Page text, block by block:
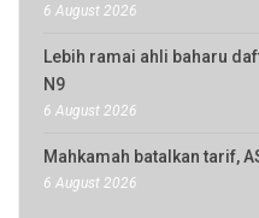
6 August 2026
Lebih ramai ahli baharu
N9
6 August 2026
Mahkamah batalkan tarif,
6 August 2026